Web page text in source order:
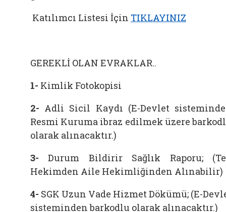
Katılımcı Listesi İçin TIKLAYINIZ
GEREKLİ OLAN EVRAKLAR..
1- Kimlik Fotokopisi
2- Adli Sicil Kaydı (E-Devlet
Resmi Kuruma ibraz edilmek üzere
olarak alınacaktır.)
3- Durum Bildirir Sağlık Raporu;
Hekimden Aile Hekimliğinden Alınabilir)
4- SGK Uzun Vade Hizmet Dökümü; (E-
sisteminden barkodlu olarak alınacaktır.)